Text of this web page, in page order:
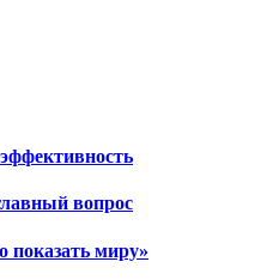
вопрос
показать миру»